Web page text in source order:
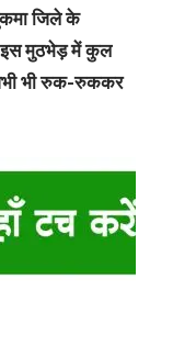
जिले के
इस मुठभेड़ में कुल
भी रुक-रुककर